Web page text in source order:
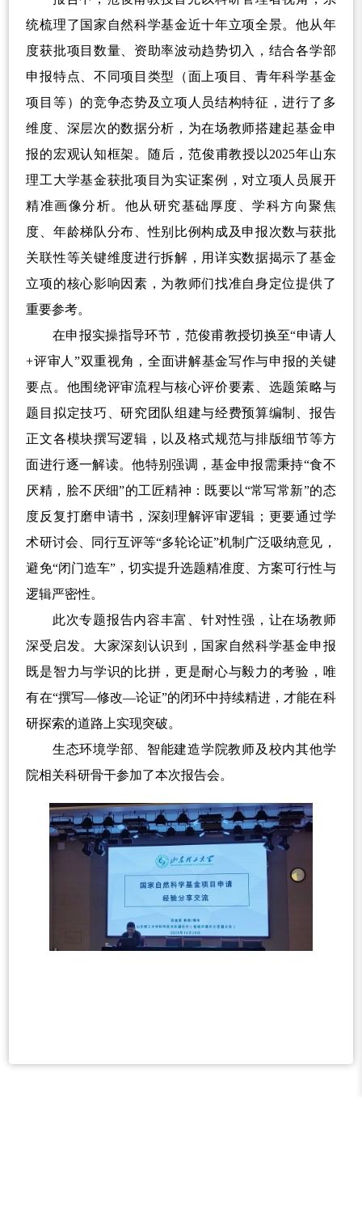
统梳理了国家自然科学基金近十年立项全景。他从年
度获批项目数量、资助率波动趋势切入，结合各学部
申报特点、不同项目类型（面上项目、青年科学基金
项目等）的竞争态势及立项人员结构特征，进行了多
维度、深层次的数据分析，为在场教师搭建起基金申
报的宏观认知框架。随后，范俊甫教授以2025年山东
理工大学基金获批项目为实证案例，对立项人员展开
精准画像分析。他从研究基础厚度、学科方向聚焦
度、年龄梯队分布、性别比例构成及申报次数与获批
关联性等关键维度进行拆解，用详实数据揭示了基金
立项的核心影响因素，为教师们找准自身定位提供了
重要参考。
在申报实操指导环节，范俊甫教授切换至“申请人
+评审人”双重视角，全面讲解基金写作与申报的关键
要点。他围绕评审流程与核心评价要素、选题策略与
题目拟定技巧、研究团队组建与经费预算编制、报告
正文各模块撰写逻辑，以及格式规范与排版细节等方
面进行逐一解读。他特别强调，基金申报需秉持“食不
厌精，脍不厌细”的工匠精神：既要以“常写常新”的态
度反复打磨申请书，深刻理解评审逻辑；更要通过学
术研讨会、同行互评等“多轮论证”机制广泛吸纳意见，
避免“闭门造车”，切实提升选题精准度、方案可行性与
逻辑严密性。
此次专题报告内容丰富、针对性强，让在场教师
深受启发。大家深刻认识到，国家自然科学基金申报
既是智力与学识的比拼，更是耐心与毅力的考验，唯
有在“撰写—修改—论证”的闭环中持续精进，才能在科
研探索的道路上实现突破。
生态环境学部、智能建造学院教师及校内其他学
院相关科研骨干参加了本次报告会。